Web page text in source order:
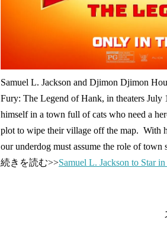
Samuel L. Jackson and Djimon Djimon
Fury: The Legend of Hank, in theaters
himself in a town full of cats who need a
plot to wipe their village off the map. With
our underdog must assume the role of
続きを読む>>Samuel L. Jackson to Star